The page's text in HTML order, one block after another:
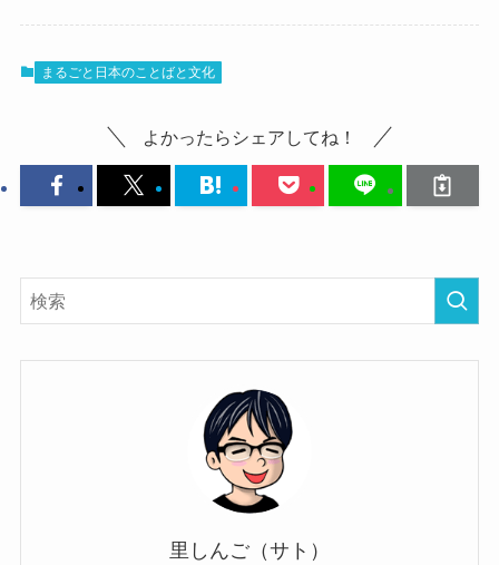
まるごと日本のことばと文化
よかったらシェアしてね！
里しんご（サト）